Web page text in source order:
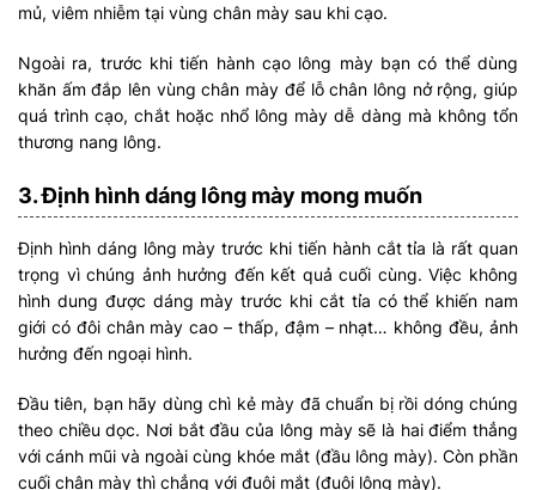
mủ, viêm nhiễm tại vùng chân mày sau khi cạo.
Ngoài ra, trước khi tiến hành cạo lông mày bạn có thể dùng
khăn ấm đắp lên vùng chân mày để lỗ chân lông nở rộng, giúp
quá trình cạo, chắt hoặc nhổ lông mày dễ dàng mà không tổn
thương nang lông.
3. Định hình dáng lông mày mong muốn
Định hình dáng lông mày trước khi tiến hành cắt tỉa là rất quan
trọng vì chúng ảnh hưởng đến kết quả cuối cùng. Việc không
hình dung được dáng mày trước khi cắt tỉa có thể khiến nam
giới có đôi chân mày cao – thấp, đậm – nhạt… không đều, ảnh
hưởng đến ngoại hình.
Đầu tiên, bạn hãy dùng chì kẻ mày đã chuẩn bị rồi dóng chúng
theo chiều dọc. Nơi bắt đầu của lông mày sẽ là hai điểm thẳng
với cánh mũi và ngoài cùng khóe mắt (đầu lông mày). Còn phần
cuối chân mày thì chẳng với đuôi mắt (đuôi lông mày).